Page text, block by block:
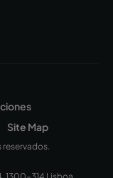
Site Map
1300-314 Lisboa